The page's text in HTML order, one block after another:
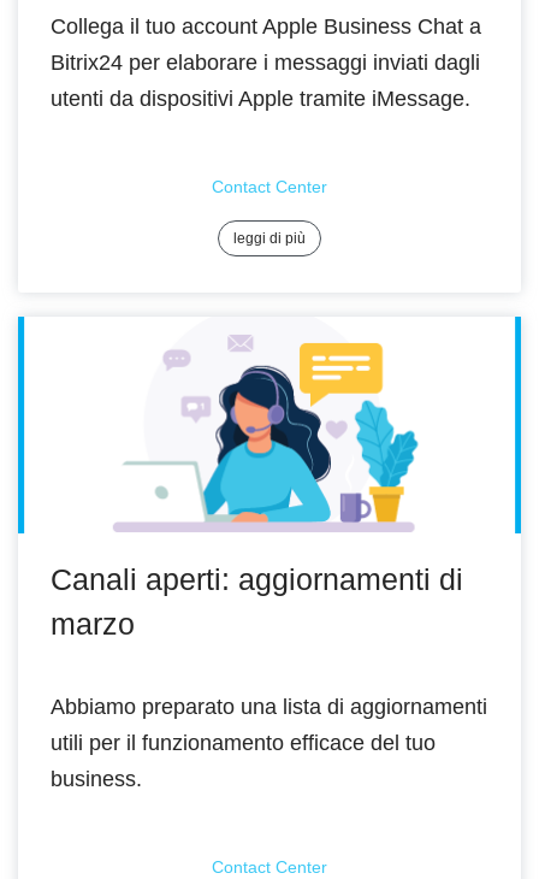
Collega il tuo account Apple Business Chat a
Bitrix24 per elaborare i messaggi inviati dagli
utenti da dispositivi Apple tramite iMessage.
leggi di più
Contact Center
Canali aperti: aggiornamenti di
marzo
Abbiamo preparato una lista di aggiornamenti
utili per il funzionamento efficace del tuo
business.
Contact Center